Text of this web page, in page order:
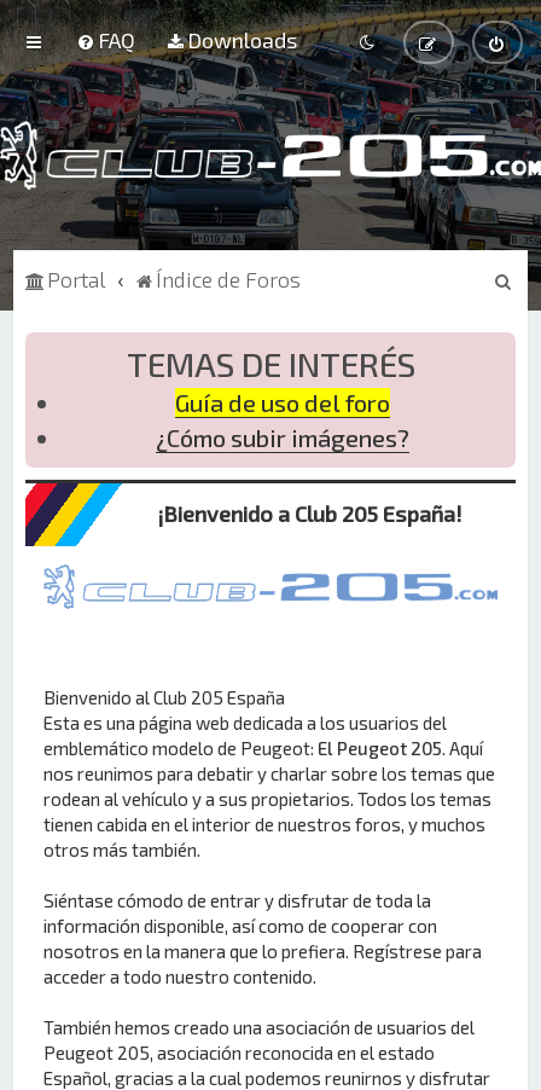
FAQ Downloads
Portal Índice de Foros
B
s
TEMAS DE INTERÉS
Guía de uso del foro
¿Cómo subir imágenes?
¡Bienvenido a Club 205 España!
Bienvenido al Club 205 España
Esta es una página web dedicada a los usuarios del
emblemático modelo de Peugeot: El Peugeot 205. Aquí
nos reunimos para debatir y charlar sobre los temas que
rodean al vehículo y a sus propietarios. Todos los temas
tienen cabida en el interior de nuestros foros, y muchos
otros más también.
Siéntase cómodo de entrar y disfrutar de toda la
información disponible, así como de cooperar con
nosotros en la manera que lo prefiera. Regístrese para
acceder a todo nuestro contenido.
También hemos creado una asociación de usuarios del
Peugeot 205, asociación reconocida en el estado
Español, gracias a la cual podemos reunirnos y disfrutar